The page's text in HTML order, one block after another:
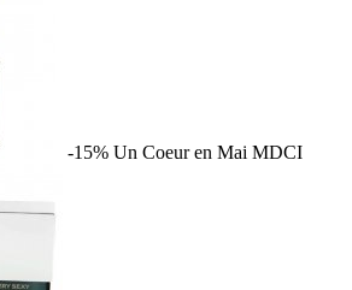
-15% Un Coeur en Mai MDCI